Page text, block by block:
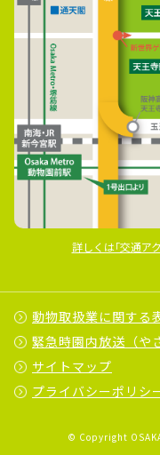
詳しくは｢交通ア
動物取扱業に関する
緊急時園内放送（や
サイトマップ
プライバシーポリシ
© Copyright